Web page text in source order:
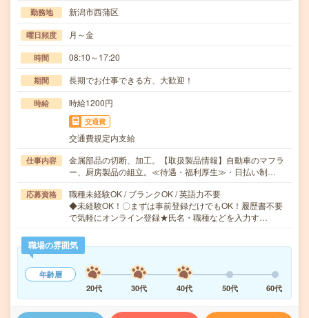
勤務地 新潟市西蒲区
曜日頻度 月～金
時間 08:10～17:20
期間 長期でお仕事できる方、大歓迎！
時給 時給1200円
交通費
交通費規定内支給
仕事内容
金属部品の切断、加工。【取扱製品情報】自動車のマフラ
ー、厨房製品の組立。≪待遇・福利厚生≫・日払い制…
応募資格
職種未経験OK / ブランクOK / 英語力不要
◆未経験OK！〇まずは事前登録だけでもOK！履歴書不要
で気軽にオンライン登録★氏名・職種などを入力す…
職場の雰囲気
年齢層
20代
30代 40代 50代 60代